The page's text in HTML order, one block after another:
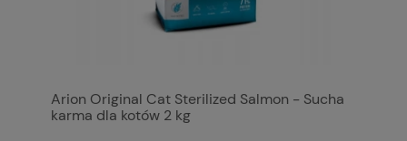
Arion Original Cat Sterilized Salmon - Sucha
karma dla kotów 2 kg